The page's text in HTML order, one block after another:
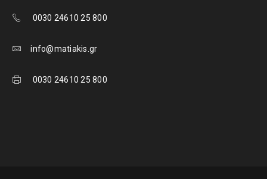
0030 24610 25 800
info@matiakis.gr
0030 24610 25 800